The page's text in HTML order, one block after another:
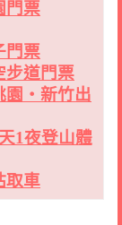
門票
門票
步道門票
園・新竹出
1夜登山體
取車